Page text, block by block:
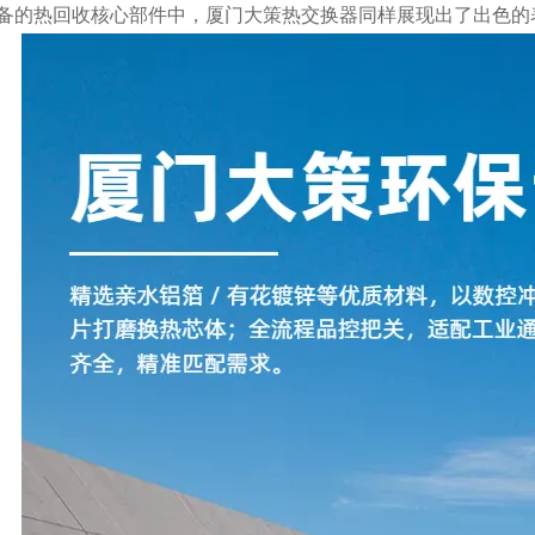
的热回收核心部件中，厦门大策热交换器同样展现出了出色的